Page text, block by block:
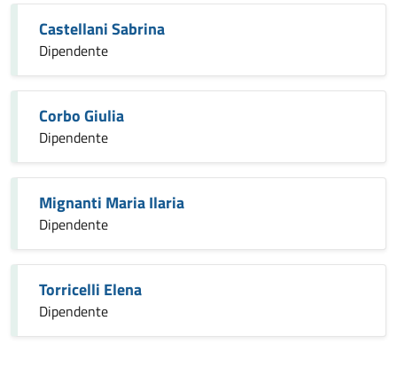
Castellani Sabrina
Dipendente
Corbo Giulia
Dipendente
Mignanti Maria Ilaria
Dipendente
Torricelli Elena
Dipendente